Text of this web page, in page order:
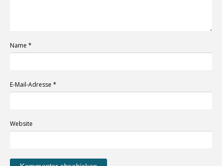
Name *
E-Mail-Adresse *
Website